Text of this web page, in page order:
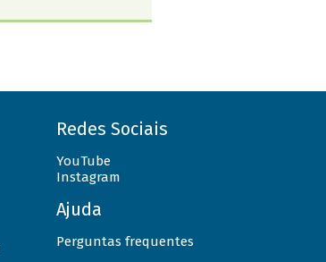
Redes Sociais
YouTube
Instagram
Ajuda
Perguntas frequentes